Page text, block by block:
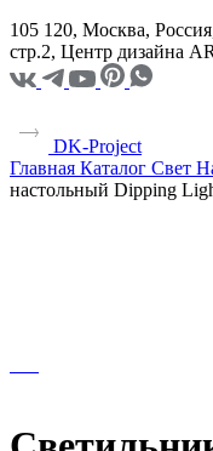
105 120, Москва,
стр.2, Центр дизайна
DK-Project
Главная Каталог Свет
настольный Dipping